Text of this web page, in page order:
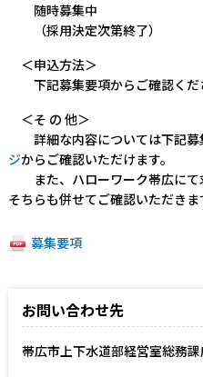
随時募集中
（採用決定次第終了）
＜申込方法＞
下記募集要項からご確認くだ
＜そ の 他＞
詳細な内容については下記募
ジからご確認いただけます。
また、ハローワーク帯広にて
そちらも併せてご確認いただきま
募集要項
お問い合わせ先
帯広市上下水道部経営室総務